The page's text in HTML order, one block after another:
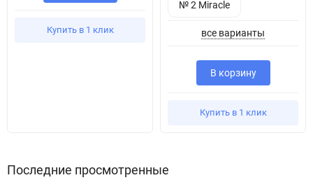
Купить в 1 клик
№ 2 Miracle
все варианты
В корзину
Купить в 1 клик
Последние просмотренные